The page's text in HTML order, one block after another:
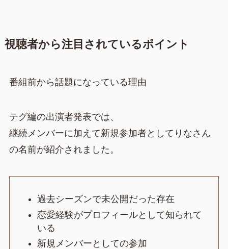
視聴者から注目されているポイント
番組前から話題になっている理由
テグ編の出演者発表では、
継続メンバーに加えて新規参加者としてりなさん
の名前が紹介されました。
過去シーズンで未公開だった存在
恋愛経験がプロフィールとして知られて
いる
新規メンバーとしての参加